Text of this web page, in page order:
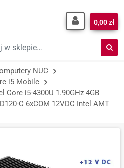
0,00 zł
NUC
i5 Mobile
Core i5-4300U 1.90GHz 4GB
C 6xCOM 12VDC Intel AMT